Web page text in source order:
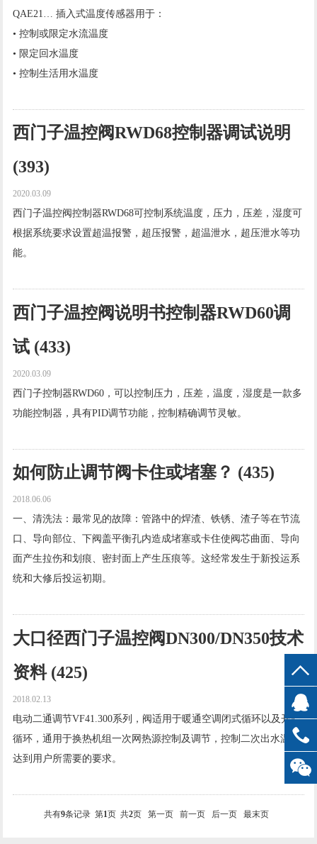
QAE21… 插入式温度传感器用于：
• 控制或限定水流温度
• 限定回水温度
• 控制生活用水温度
西门子温控阀RWD68控制器调试说明
(393)
2020.03.09
西门子温控阀控制器RWD68可控制系统温度，压力，压差，湿度可
根据系统要求设置超温报警，超压报警，超温泄水，超压泄水等功
能。
西门子温控阀说明书控制器RWD60调
试 (433)
2020.03.09
西门子控制器RWD60，可以控制压力，压差，温度，湿度是一款多
功能控制器，具有PID调节功能，控制精确调节灵敏。
如何防止调节阀卡住或堵塞？ (435)
2018.06.06
一、清洗法：最常见的故障：管路中的焊渣、铁锈、渣子等在节流
口、导向部位、下阀盖平衡孔内造成堵塞或卡住使阀芯曲面、导向
面产生拉伤和划痕、密封面上产生压痕等。这经常发生于新投运系
统和大修后投运初期。
大口径西门子温控阀DN300/DN350技术
资料 (425)
2018.02.13
电动二通调节VF41.300系列，阀适用于暖通空调闭式循环以及开始
循环，通用于换热机组一次网热源控制及调节，控制二次出水温度
达到用户所需要的要求。
共有9条记录 第1页 共2页 第一页 前一页 后一页 最末页